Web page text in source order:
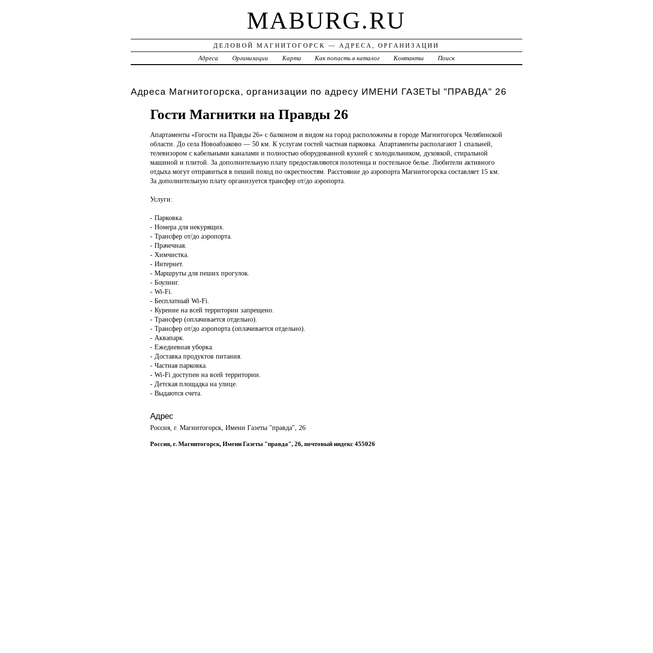
MABURG.RU
ДЕЛОВОЙ МАГНИТОГОРСК — АДРЕСА, ОРГАНИЗАЦИИ
Адреса
Организации Карта Как попасть в каталог Контакты Поиск
Адреса Магнитогорска, организации по адресу ИМЕНИ ГАЗЕТЫ "ПРАВДА" 26
Гости Магнитки на Правды 26
Апартаменты «Гогости на Правды 26» с балконом и видом на город расположены в городе Магнитогорск Челябинской
области. До села Новоабзаково — 50 км. К услугам гостей частная парковка. Апартаменты располагают 1 спальней,
телевизором с кабельными каналами и полностью оборудованной кухней с холодильником, духовкой, стиральной
машиной и плитой. За дополнительную плату предоставляются полотенца и постельное белье. Любители активного
отдыха могут отправиться в пеший поход по окрестностям. Расстояние до аэропорта Магнитогорска составляет 15 км.
За дополнительную плату организуется трансфер от/до аэропорта.
Услуги:
- Парковка.
- Номера для некурящих.
- Трансфер от/до аэропорта.
- Прачечная.
- Химчистка.
- Интернет.
- Маршруты для пеших прогулок.
- Боулинг.
- Wi-Fi.
- Бесплатный Wi-Fi.
- Курение на всей территории запрещено.
- Трансфер (оплачивается отдельно).
- Трансфер от/до аэропорта (оплачивается отдельно).
- Аквапарк.
- Ежедневная уборка.
- Доставка продуктов питания.
- Частная парковка.
- Wi-Fi доступен на всей территории.
- Детская площадка на улице.
- Выдаются счета.
Адрес
Россия, г. Магнитогорск, Имени Газеты "правда", 26
Россия, г. Магнитогорск, Имени Газеты "правда", 26, почтовый индекс 455026